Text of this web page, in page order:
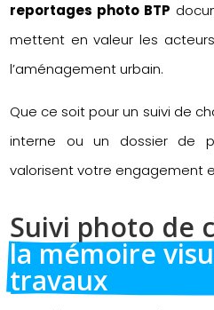
reportages photo BTP
mettent en valeur les
l’aménagement urbain.
Que ce soit pour un suivi de
interne ou un dossier de
valorisent votre engagement
Suivi photo de
la mémoire
travaux